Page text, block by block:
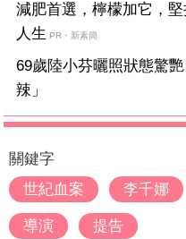
減肥首選，檸檬加它，
人生 PR・新素簡
69歲陸小芬曬照狀態驚
辣」
關鍵字
世紀血案
李千娜
導演 提告